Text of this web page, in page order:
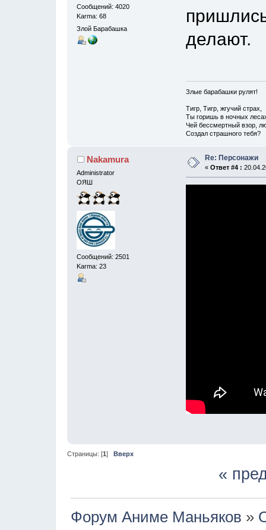
Сообщений: 4020
Karma: 68
Злой Барабашка
делают.
Злые барабашки рулят!
Тигр, Тигр, жгучий страх,
Ты горишь в ночных
Чей бессмертный взор,
Создал страшного тебя?
Nakamura
Administrator
ОЯШ
Сообщений: 2501
Karma: 23
Re: Персонажи
« Ответ #4 :
Страницы: [1] Вверх
«
Форум Аниме Маньяков »